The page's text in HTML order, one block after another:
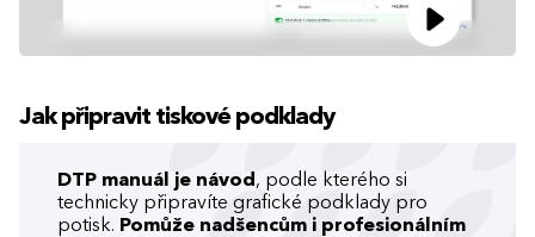
Jak připravit tiskové podklady
DTP manuál je návod , podle kterého si
technicky připravíte grafické podklady pro
potisk. Pomůže nadšencům i profesionálním